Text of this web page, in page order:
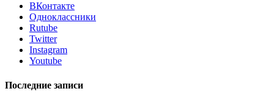
ВКонтакте
Одноклассники
Rutube
Twitter
Instagram
Youtube
Последние записи